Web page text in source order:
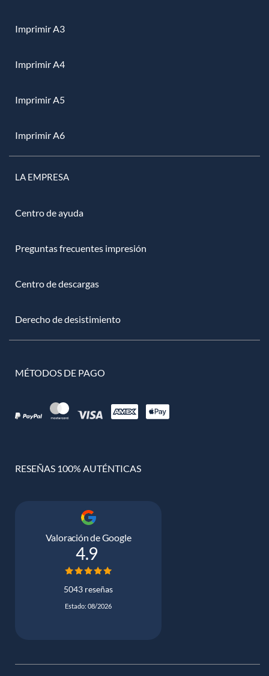
Imprimir A3
Imprimir A4
Imprimir A5
Imprimir A6
LA EMPRESA
Centro de ayuda
Preguntas frecuentes impresión
Centro de descargas
Derecho de desistimiento
MÉTODOS DE PAGO
RESEÑAS 100% AUTÉNTICAS
Valoración de Google
4.9
5043 reseñas
Estado: 08/2026